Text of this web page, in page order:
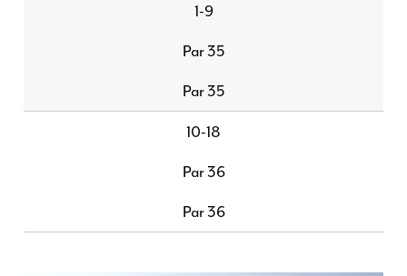
1-9
Par 35
Par 35
10-18
Par 36
Par 36